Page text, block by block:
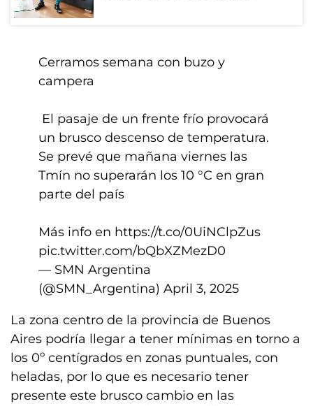
Cerramos semana con buzo y
campera
️ El pasaje de un frente frío provocará
un brusco descenso de temperatura.
Se prevé que mañana viernes las
Tmín no superarán los 10 °C en gran
parte del país
Más info en https://t.co/0UiNClpZus
pic.twitter.com/bQbXZMezD0
— SMN Argentina
(@SMN_Argentina) April 3, 2025
La zona centro de la provincia de Buenos
Aires podría llegar a tener mínimas en torno a
los 0º centígrados en zonas puntuales, con
heladas, por lo que es necesario tener
presente este brusco cambio en las